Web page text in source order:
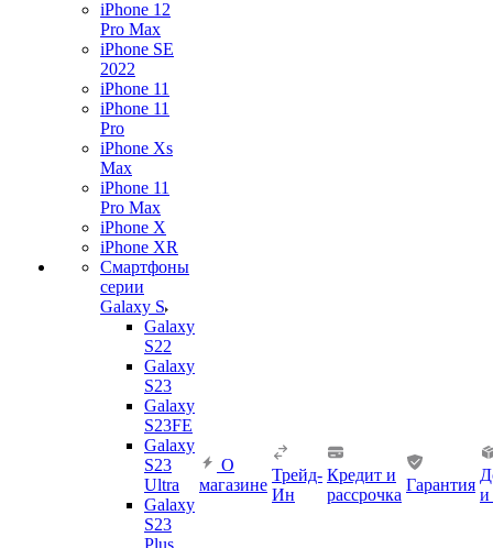
iPhone 12
Pro Max
iPhone SE
2022
iPhone 11
iPhone 11
Pro
iPhone Xs
Max
iPhone 11
Pro Max
iPhone X
iPhone XR
Смартфоны
серии
Galaxy S
Galaxy
S22
Galaxy
S23
Galaxy
S23FE
Galaxy
S23
Ultra
Galaxy
S23
Plus
О
магазине
Трейд-
Ин
Кредит и
рассрочка
Гарантия
и